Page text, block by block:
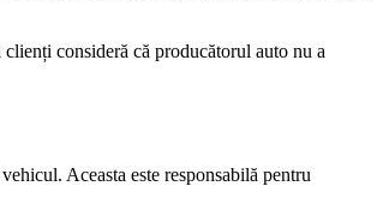
consideră că producătorul auto nu a
Aceasta este responsabilă pentru